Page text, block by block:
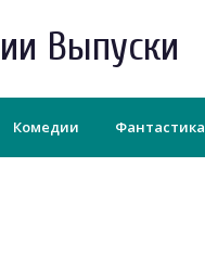
Выпуски
Комедии Фантастика